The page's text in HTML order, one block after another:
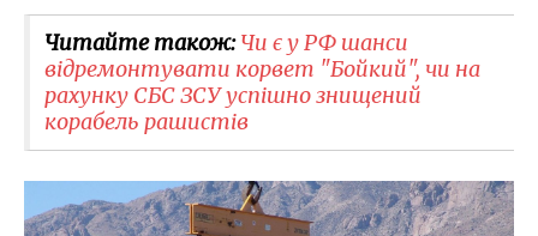
Читайте також:Чи є у РФ шанси
відремонтувати корвет "Бойкий", чи на
рахунку СБС ЗСУ успішно знищений
корабель рашистів